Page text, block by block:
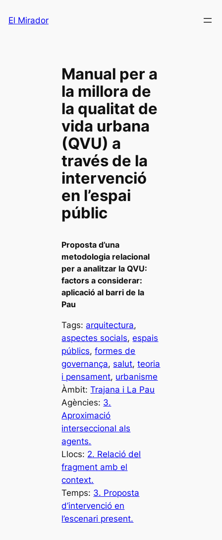
alEl Mirador
Manual per a
la millora de
la qualitat de
vida urbana
(QVU) a
través de la
intervenció
en l’espai
públic
Proposta d’una
metodologia relacional
per a analitzar la QVU:
factors a considerar:
aplicació al barri de la
Pau
Tags: arquitectura
aspectes socials, espais
públics, formes de
governança, salut, teoria
i pensament, urbanisme
Àmbit:Trajana i La Pau
Agències: 3.
Aproximació
interseccional als
agents.
Llocs: 2. Relació del
fragment amb el
context.
Temps: 3. Proposta
d’intervenció en
l’escenari present.